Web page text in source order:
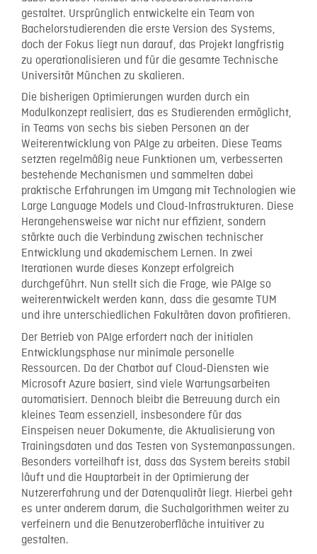
gestaltet. Ursprünglich entwickelte ein Team von
Bachelorstudierenden die erste Version des Systems,
doch der Fokus liegt nun darauf, das Projekt langfristig
zu operationalisieren und für die gesamte Technische
Universität München zu skalieren.
Die bisherigen Optimierungen wurden durch ein
Modulkonzept realisiert, das es Studierenden ermöglicht,
in Teams von sechs bis sieben Personen an der
Weiterentwicklung von PAIge zu arbeiten. Diese Teams
setzten regelmäßig neue Funktionen um, verbesserten
bestehende Mechanismen und sammelten dabei
praktische Erfahrungen im Umgang mit Technologien wie
Large Language Models und Cloud-Infrastrukturen. Diese
Herangehensweise war nicht nur effizient, sondern
stärkte auch die Verbindung zwischen technischer
Entwicklung und akademischem Lernen. In zwei
Iterationen wurde dieses Konzept erfolgreich
durchgeführt. Nun stellt sich die Frage, wie PAIge so
weiterentwickelt werden kann, dass die gesamte TUM
und ihre unterschiedlichen Fakultäten davon profitieren.
Der Betrieb von PAIge erfordert nach der initialen
Entwicklungsphase nur minimale personelle
Ressourcen. Da der Chatbot auf Cloud-Diensten wie
Microsoft Azure basiert, sind viele Wartungsarbeiten
automatisiert. Dennoch bleibt die Betreuung durch ein
kleines Team essenziell, insbesondere für das
Einspeisen neuer Dokumente, die Aktualisierung von
Trainingsdaten und das Testen von Systemanpassungen.
Besonders vorteilhaft ist, dass das System bereits stabil
läuft und die Hauptarbeit in der Optimierung der
Nutzererfahrung und der Datenqualität liegt. Hierbei geht
es unter anderem darum, die Suchalgorithmen weiter zu
verfeinern und die Benutzeroberfläche intuitiver zu
gestalten.